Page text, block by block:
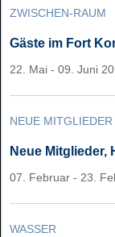
ZWISCHEN-RAUM
Gäste im Fort
22. Mai - 09. Juni
NEUE
Neue Mitglieder,
07. Februar - 23.
WASSER